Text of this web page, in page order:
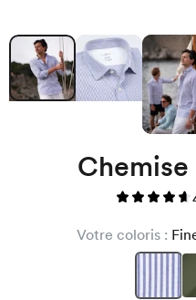
Votre coloris :